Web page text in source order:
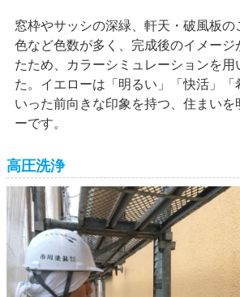
窓枠やサッシの深緑、軒天・破風板
色など色数が多く、完成後のイメージ
たため、カラーシミュレーションを用
た。イエローは「明るい」「快活」「
いった前向きな印象を持つ、住まいを
ーです。
高圧洗浄